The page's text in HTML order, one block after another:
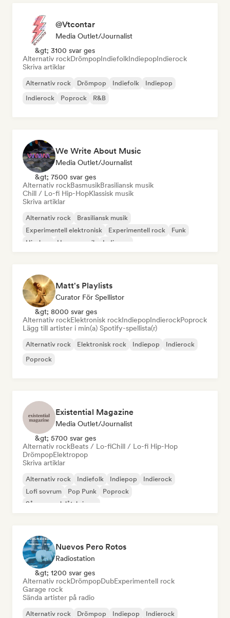
@Vtcontar
Media Outlet/Journalist
&gt; 3100 svar ges
Alternativ rockDrömpopIndiefolkIndiepopIndierock
Skriva artiklar
Alternativ rock Drömpop Indiefolk
Indiepop
Indierock
Poprock R&B
We Write About Music
Media Outlet/Journalist
&gt; 7500 svar ges
Alternativ rockBasmusikBrasiliansk musik
Chill / Lo-fi Hip-HopKlassisk musik
Skriva artiklar
Alternativ rock
Brasiliansk musik
Experimentell elektronisk
Experimentell rock
Funk
Hip-hop
House-musik Indiepop
Matt's Playlists
Curator För Spellistor
&gt; 8000 svar ges
Alternativ rockElektronisk rockIndiepopIndierockPoprock
Lägg till artister i min(a) Spotify-spellista(r)
Alternativ rock Elektronisk rock Indiepop
Indierock
Poprock
Existential Magazine
Media Outlet/Journalist
&gt; 5700 svar ges
Alternativ rockBeats / Lo-fiChill / Lo-fi Hip-Hop
DrömpopElektropop
Skriva artiklar
Alternativ rock Indiefolk Indiepop
Indierock
Lofi sovrum
Pop Punk
Poprock
Sångare och låtskrivare
Nuevos Pero Rotos
Radiostation
&gt; 1200 svar ges
Alternativ rockDrömpopDubExperimentell rock
Garage rock
Sända artister på radio
Alternativ rock Drömpop Indiepop
Indierock